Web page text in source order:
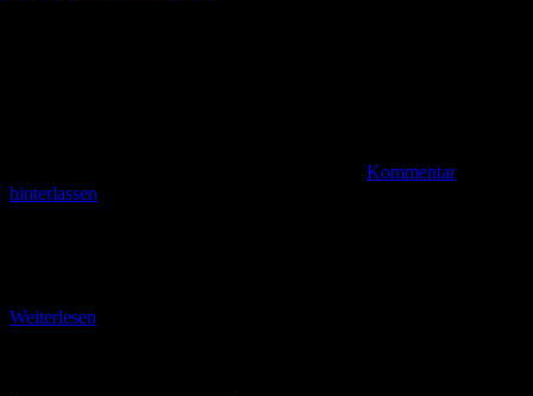
Kommentar
hinterlassen
Weiterlesen